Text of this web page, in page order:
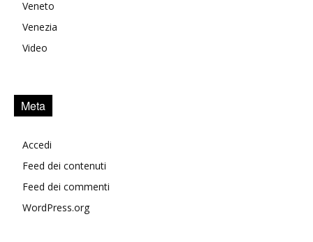
Veneto
Venezia
Video
Meta
Accedi
Feed dei contenuti
Feed dei commenti
WordPress.org